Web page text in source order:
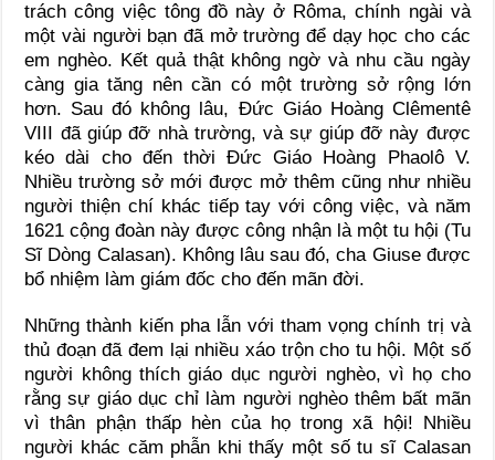
trách công việc tông đồ này ở Rôma, chính ngài và
một vài người bạn đã mở trường để dạy học cho các
em nghèo. Kết quả thật không ngờ và nhu cầu ngày
càng gia tăng nên cần có một trường sở rộng lớn
hơn. Sau đó không lâu, Ðức Giáo Hoàng Clêmentê
VIII đã giúp đỡ nhà trường, và sự giúp đỡ này được
kéo dài cho đến thời Ðức Giáo Hoàng Phaolô V.
Nhiều trường sở mới được mở thêm cũng như nhiều
người thiện chí khác tiếp tay với công việc, và năm
1621 cộng đoàn này được công nhận là một tu hội (Tu
Sĩ Dòng Calasan). Không lâu sau đó, cha Giuse được
bổ nhiệm làm giám đốc cho đến mãn đời.
Những thành kiến pha lẫn với tham vọng chính trị và
thủ đoạn đã đem lại nhiều xáo trộn cho tu hội. Một số
người không thích giáo dục người nghèo, vì họ cho
rằng sự giáo dục chỉ làm người nghèo thêm bất mãn
vì thân phận thấp hèn của họ trong xã hội! Nhiều
người khác căm phẫn khi thấy một số tu sĩ Calasan